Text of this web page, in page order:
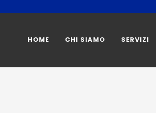
HOME CHI SIAMO SERVIZI